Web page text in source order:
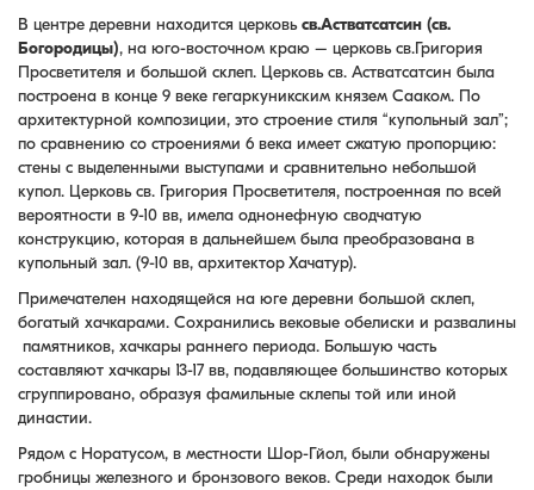
В центре деревни находится церковьсв.Астватсатсин (св.
Богородицы), на юго-восточном краю – церковь св.Григория
Просветителя и большой склеп. Церковь св. Астватсатсин была
построена в конце 9 веке гегаркуникским князем Сааком. По
архитектурной композиции, это строение стиля “купольный зал”;
по сравнению со строениями 6 века имеет сжатую пропорцию:
стены с выделенными выступами и сравнительно небольшой
купол. Церковь св. Григория Просветителя, построенная по всей
вероятности в 9-10 вв, имела однонефную сводчатую
конструкцию, которая в дальнейшем была преобразована в
купольный зал. (9-10 вв, архитектор Хачатур).
Примечателен находящейся на юге деревни большой склеп,
богатый хачкарами. Сохранились вековые обелиски и развалины
памятников, хачкары раннего периода. Большую часть
составляют хачкары 13-17 вв, подавляющее большинство которых
сгруппировано, образуя фамильные склепы той или иной
династии.
Рядом с Норатусом, в местности Шор-Гйол, были обнаружены
гробницы железного и бронзового веков. Среди находок были